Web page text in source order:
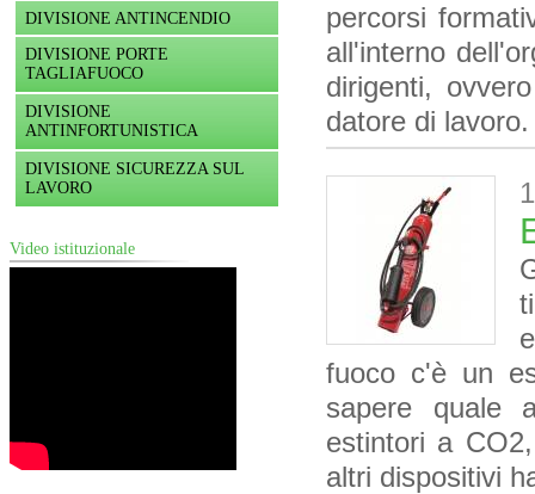
DIVISIONE ANTINCENDIO
DIVISIONE PORTE
TAGLIAFUOCO
DIVISIONE
ANTINFORTUNISTICA
DIVISIONE SICUREZZA SUL
LAVORO
Video istituzionale
percorsi
all'interno
dirigenti,
datore di
fuoco c'è un
sapere quale
estintori a
altri dispositivi